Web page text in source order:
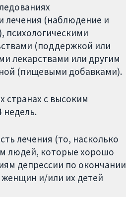
лечения (наблюдение и
психологическими
(поддержкой или
лекарствами или другим
(пищевыми добавками).
странах с высоким
недель.
лечения (то, насколько
людей, которые хорошо
депрессии по окончании
женщин и/или их детей